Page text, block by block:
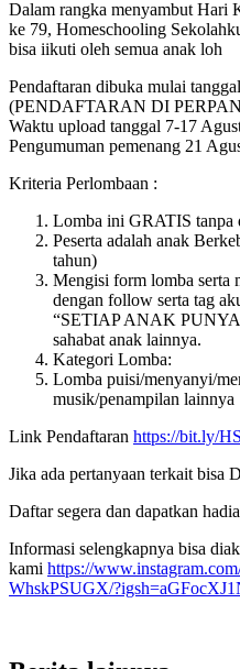
Dalam rangka menyambut Hari
ke 79, Homeschooling
bisa iikuti oleh semua anak loh
Pendaftaran dibuka mulai
(PENDAFTARAN DI
Waktu upload tanggal 7-17
Pengumuman pemenang 21
Kriteria Perlombaan :
Lomba ini GRATIS tanpa
Peserta adalah anak
tahun)
Mengisi form lomba serta
dengan follow serta tag
“SETIAP ANAK
sahabat anak lainnya.
Kategori Lomba:
Lomba puisi/menyanyi/
musik/penampilan lainnya
Link Pendaftaran https://bit.ly/
Jika ada pertanyaan terkait bisa
Daftar segera dan dapatkan
Informasi selengkapnya bisa
kami https://
WhskPSUGX/